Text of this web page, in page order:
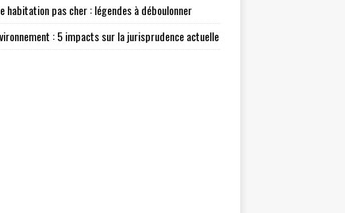
habitation pas cher : légendes à déboulonner
: 5 impacts sur la jurisprudence actuelle